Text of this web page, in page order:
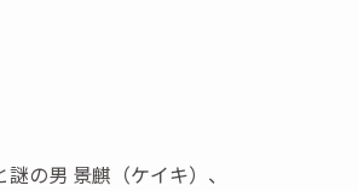
の男 景麒（ケイキ）、